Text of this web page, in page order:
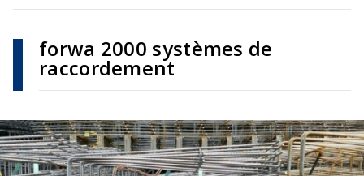
forwa 2000 systèmes de
raccordement